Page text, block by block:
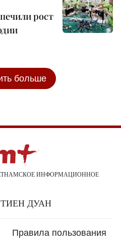
рост
больше
ИНФОРМАЦИОННОЕ
ТИЕН ДУАН
Правила пользования